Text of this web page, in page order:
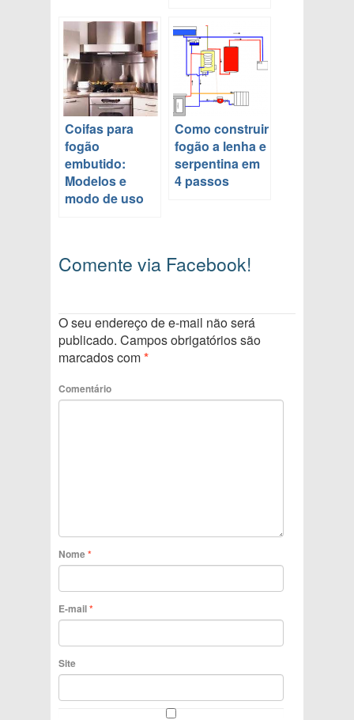
Coifas para
fogão
embutido:
Modelos e
modo de uso
Como construir
fogão a lenha e
serpentina em
4 passos
Comente via Facebook!
O seu endereço de e-mail não será
publicado. Campos obrigatórios são
marcados com*
Comentário
Nome*
E-mail*
Site